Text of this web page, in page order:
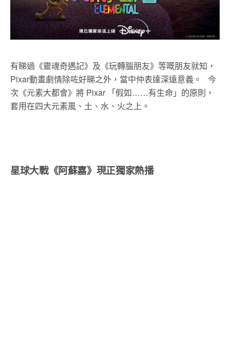
有睇過《靈魂奇遇記》及《玩轉腦朋友》等嘅朋友就知，
Pixar動畫劇情除咗好睇之外，當中仲表達深遠意義。 今
次《元素大都會》將 Pixar 「假如……有生命」的原則，
套用在四大元素風、土、水、火之上。
星球大戰《阿蘇嘉》現正獨家熱播